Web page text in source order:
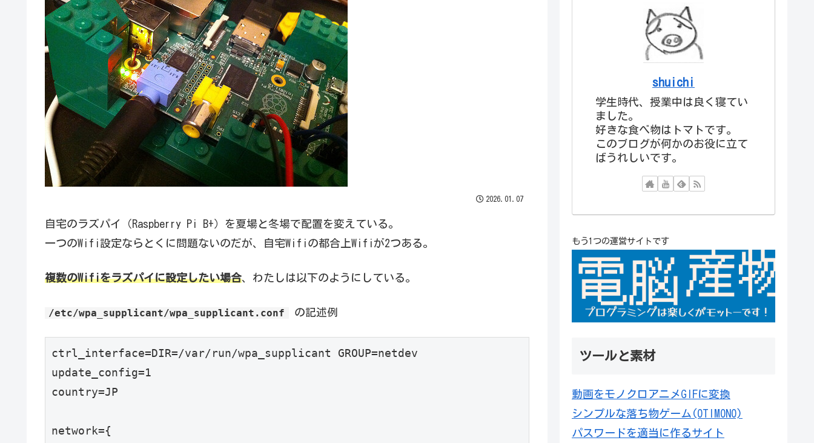
2026.01.07
自宅のラズパイ（Raspberry Pi B+）を夏場と冬場で配置を変えている。
一つのWifi設定ならとくに問題ないのだが、自宅Wifiの都合上Wifiが2つある。
複数のWifiをラズパイに設定したい場合、わたしは以下のようにしている。
/etc/wpa_supplicant/wpa_supplicant.conf の記述例
ctrl_interface=DIR=/var/run/wpa_supplicant GROUP=netdev
update_config=1
country=JP
network={
shuichi
学生時代、授業中は良く寝てい
ました。
好きな食べ物はトマトです。
このブログが何かのお役に立て
ばうれしいです。
もう1つの運営サイトです
ツールと素材
動画をモノクロアニメGIFに変換
シンプルな落ち物ゲーム(OTIMONO)
パスワードを適当に作るサイト